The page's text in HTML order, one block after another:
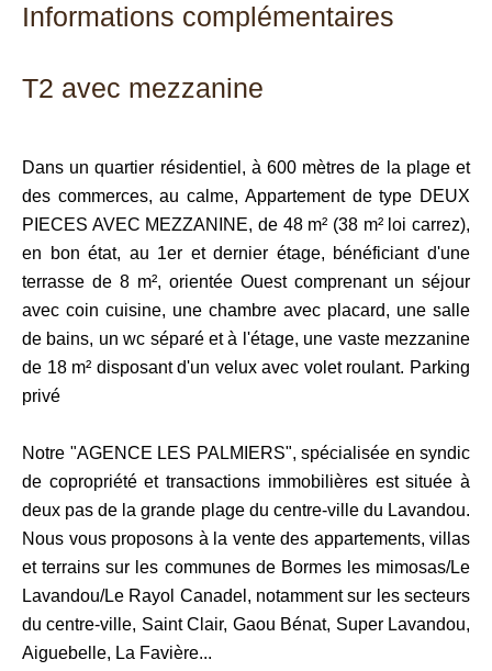
Informations complémentaires
T2 avec mezzanine
Dans un quartier résidentiel, à 600 mètres de la plage et
des commerces, au calme, Appartement de type DEUX
PIECES AVEC MEZZANINE, de 48 m² (38 m² loi carrez),
en bon état, au 1er et dernier étage, bénéficiant d'une
terrasse de 8 m², orientée Ouest comprenant un séjour
avec coin cuisine, une chambre avec placard, une salle
de bains, un wc séparé et à l'étage, une vaste mezzanine
de 18 m² disposant d'un velux avec volet roulant. Parking
privé
Notre "AGENCE LES PALMIERS", spécialisée en syndic
de copropriété et transactions immobilières est située à
deux pas de la grande plage du centre-ville du Lavandou.
Nous vous proposons à la vente des appartements, villas
et terrains sur les communes de Bormes les mimosas/Le
Lavandou/Le Rayol Canadel, notamment sur les secteurs
du centre-ville, Saint Clair, Gaou Bénat, Super Lavandou,
Aiguebelle, La Favière...